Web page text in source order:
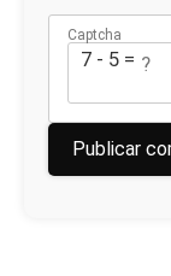
Captcha
7 - 5 = ?